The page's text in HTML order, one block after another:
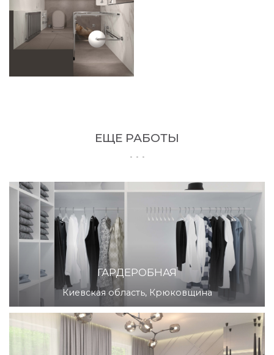
ЕЩЕ РАБОТЫ
ГАРДЕРОБНАЯ
Киевская область, Крюковщина